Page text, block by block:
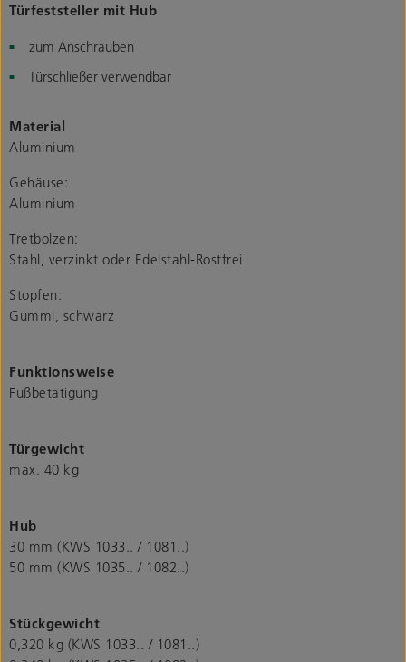
Türfeststeller mit Hub
zum Anschrauben
Türschließer verwendbar
Material
Aluminium
Gehäuse:
Aluminium
Tretbolzen:
Stahl, verzinkt oder Edelstahl-Rostfrei
Stopfen:
Gummi, schwarz
Funktionsweise
Fußbetätigung
Türgewicht
max. 40 kg
Hub
30 mm (KWS 1033.. / 1081..)
50 mm (KWS 1035.. / 1082..)
Stückgewicht
0,320 kg (KWS 1033.. / 1081..)